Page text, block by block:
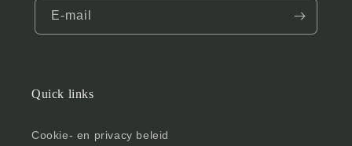
E‑mail
Quick links
Cookie- en privacy beleid